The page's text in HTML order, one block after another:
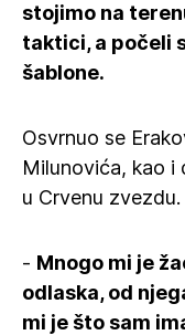
stojimo na
taktici, a počeli
šablone.
Osvrnuo se
Milunovića, kao i
u Crvenu zvezdu.
- Mnogo mi je
odlaska, od
mi je što sam